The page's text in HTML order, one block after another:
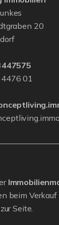
20
01
beim Verkauf
Seite.